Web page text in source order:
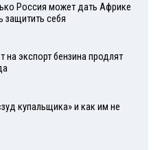
Россия может дать Африке
защитить себя
на экспорт бензина продлят
купальщика» и как им не